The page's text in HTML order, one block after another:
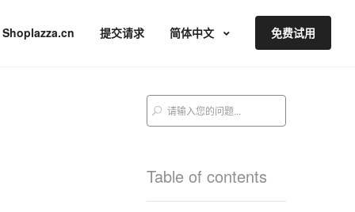
Shoplazza.cn 提交请求 简体中文 免费试用
Table of contents